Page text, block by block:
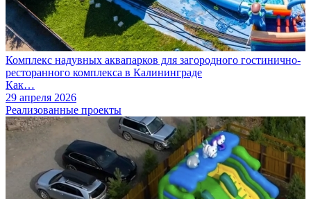
Комплекс надувных аквапарков для загородного гостинично-
ресторанного комплекса в Калининграде
Как…
29 апреля 2026
Реализованные проекты